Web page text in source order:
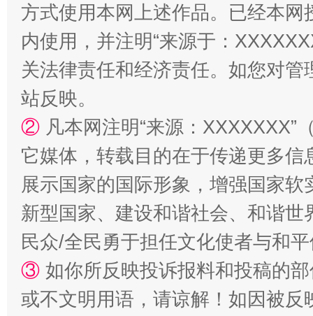
站台名比不上好声名
漫山遍野的桃花与雪山、麦地、白藏房 除
方式使用本网上述作品。已经本
内使用，并注明“来源于：
关法律责任和经济责任。如您对
站反映。
② 凡本网注明“来源：
它媒体，转载目的在于传递更多
展示国家的国际形象，增强国家
新型国家、建设和谐社会、和谐
民众/全民勇于担任文化使者与和
③ 如你所反映投诉报料和投稿的
或不文明用语，请谅解！如因被